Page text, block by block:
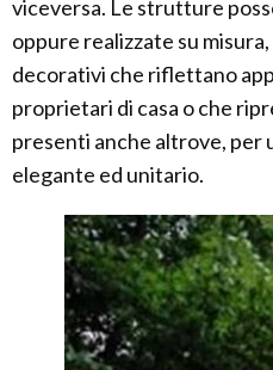
viceversa. Le strutture
oppure realizzate su
decorativi che riflettano
proprietari di casa o che
presenti anche altrove, per
elegante ed unitario.